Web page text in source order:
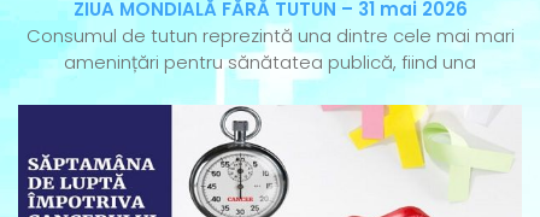
ZIUA MONDIALĂ FĂRĂ TUTUN – 31 mai 2026
Consumul de tutun reprezintă una dintre cele mai mari
amenințări pentru sănătatea publică, fiind una